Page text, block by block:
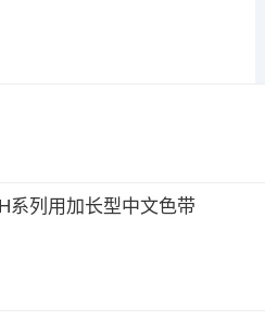
系列用加长型中文色带